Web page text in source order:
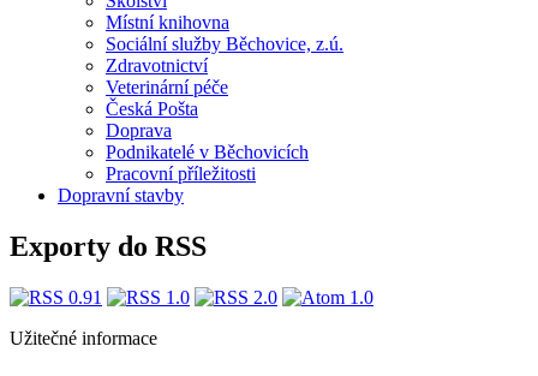
Místní knihovna
Sociální služby Běchovice, z.ú.
Zdravotnictví
Veterinární péče
Česká Pošta
Doprava
Podnikatelé v Běchovicích
Pracovní příležitosti
Dopravní stavby
Exporty do RSS
Užitečné informace